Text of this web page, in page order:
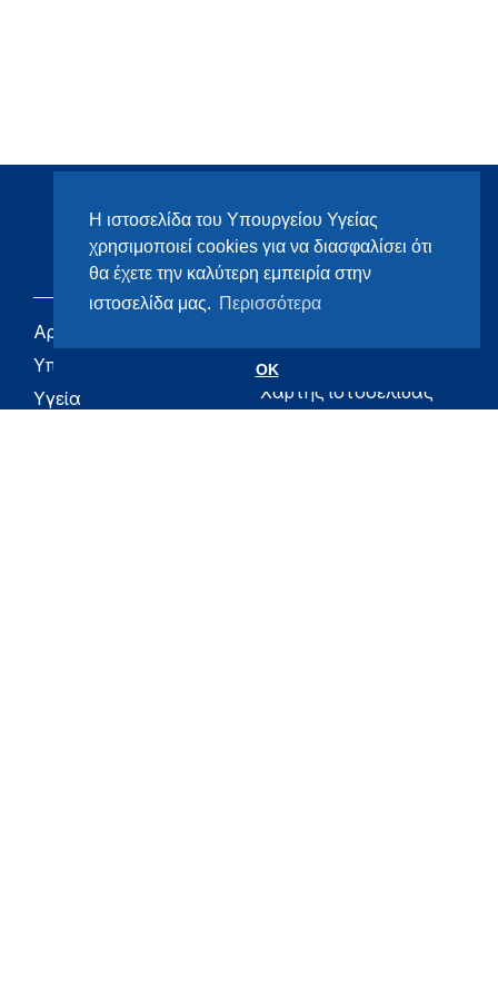
Η ιστοσελίδα του Υπουργείου Υγείας
χρησιμοποιεί cookies για να διασφαλίσει ότι
θα έχετε την καλύτερη εμπειρία στην
ιστοσελίδα μας. Περισσότερα
OK
Αρχική
Υπουργείο
Υγεία
Υγεία
Χάρτης ιστοσελίδας